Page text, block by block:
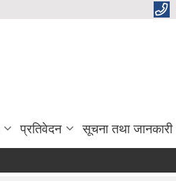
प्रतिवेदन सूचना तथा जानकारी